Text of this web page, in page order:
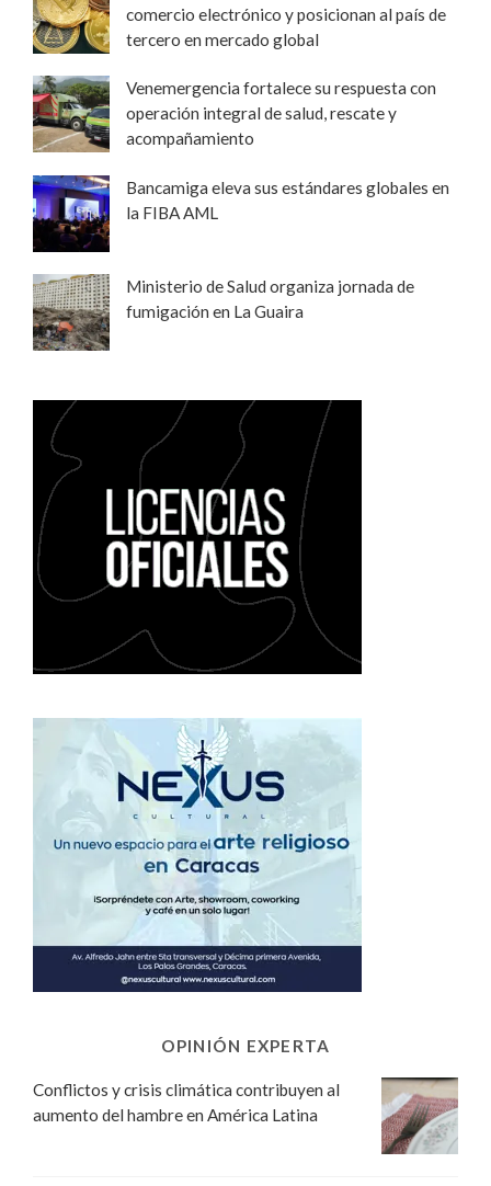
comercio electrónico y posicionan al país de
tercero en mercado global
Venemergencia fortalece su respuesta con
operación integral de salud, rescate y
acompañamiento
Bancamiga eleva sus estándares globales en
la FIBA AML
Ministerio de Salud organiza jornada de
fumigación en La Guaira
OPINIÓN EXPERTA
Conflictos y crisis climática contribuyen al
aumento del hambre en América Latina